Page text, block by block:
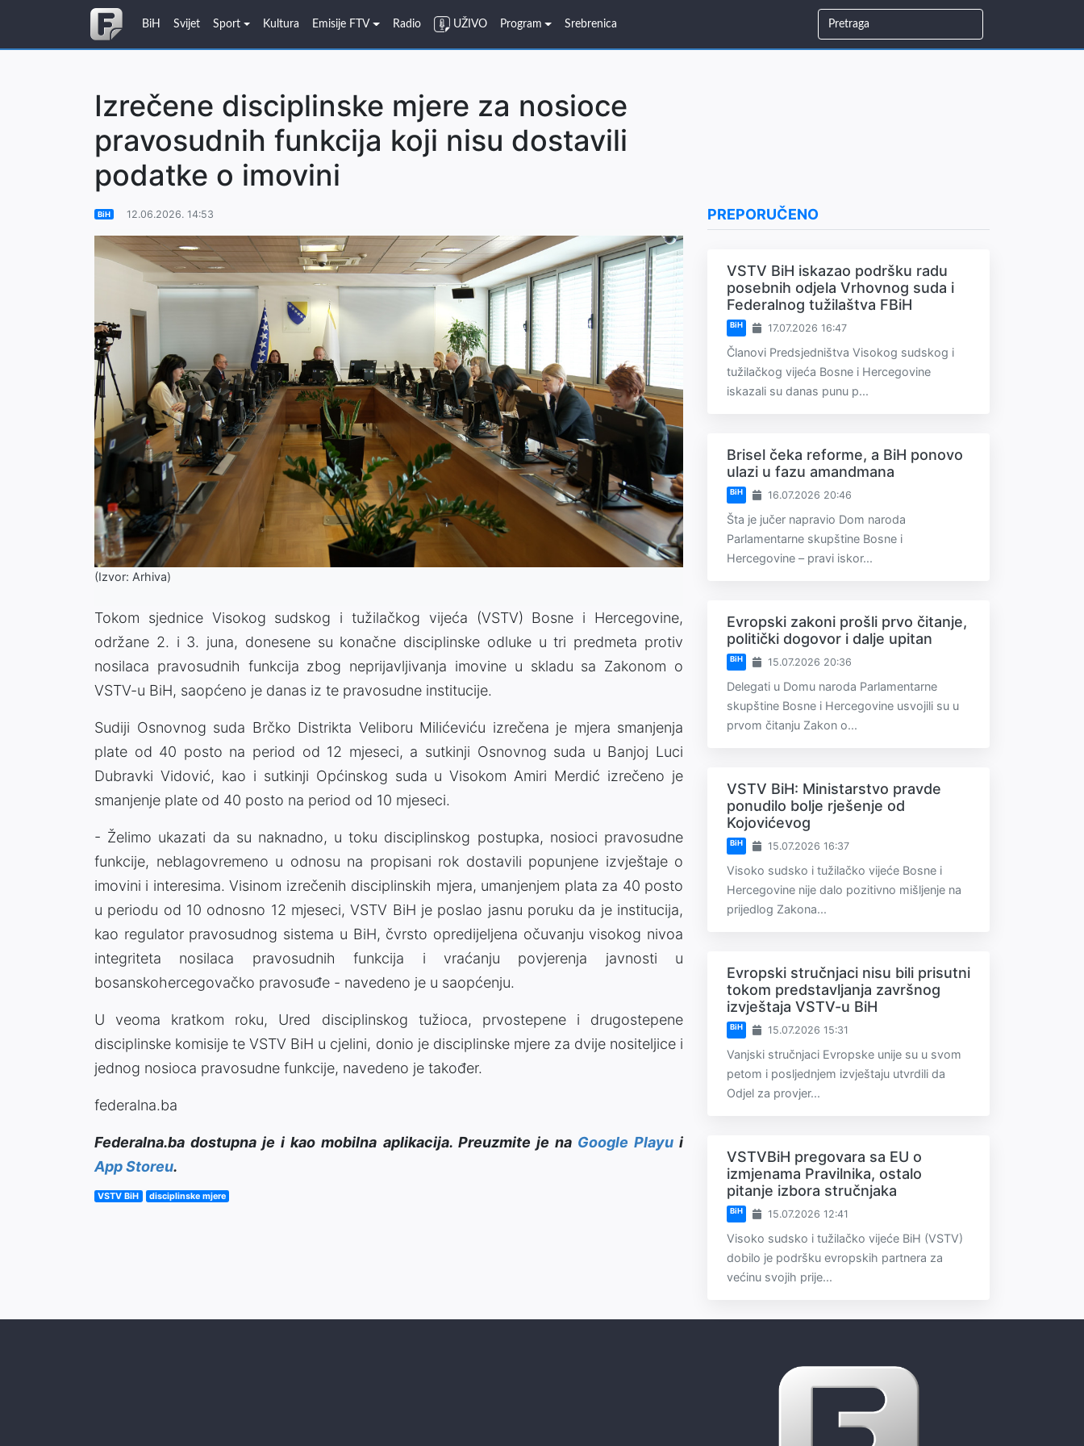
BiH Svijet Sport Kultura Emisije FTV Radio UŽIVO Program Srebrenica
Izrečene disciplinske mjere za nosioce
pravosudnih funkcija koji nisu dostavili
podatke o imovini
BiH 12.06.2026. 14:53
(Izvor: Arhiva)
Tokom sjednice Visokog sudskog i tužilačkog vijeća (VSTV) Bosne i Hercegovine,
održane 2. i 3. juna, donesene su konačne disciplinske odluke u tri predmeta protiv
nosilaca pravosudnih funkcija zbog neprijavljivanja imovine u skladu sa Zakonom o
VSTV-u BiH, saopćeno je danas iz te pravosudne institucije.
Sudiji Osnovnog suda Brčko Distrikta Veliboru Milićeviću izrečena je mjera smanjenja
plate od 40 posto na period od 12 mjeseci, a sutkinji Osnovnog suda u Banjoj Luci
Dubravki Vidović, kao i sutkinji Općinskog suda u Visokom Amiri Merdić izrečeno je
smanjenje plate od 40 posto na period od 10 mjeseci.
- Želimo ukazati da su naknadno, u toku disciplinskog postupka, nosioci pravosudne
funkcije, neblagovremeno u odnosu na propisani rok dostavili popunjene izvještaje o
imovini i interesima. Visinom izrečenih disciplinskih mjera, umanjenjem plata za 40 posto
u periodu od 10 odnosno 12 mjeseci, VSTV BiH je poslao jasnu poruku da je institucija,
kao regulator pravosudnog sistema u BiH, čvrsto opredijeljena očuvanju visokog nivoa
integriteta nosilaca pravosudnih funkcija i vraćanju povjerenja javnosti u
bosanskohercegovačko pravosuđe - navedeno je u saopćenju.
U veoma kratkom roku, Ured disciplinskog tužioca, prvostepene i drugostepene
disciplinske komisije te VSTV BiH u cjelini, donio je disciplinske mjere za dvije nositeljice i
jednog nosioca pravosudne funkcije, navedeno je također.
federalna.ba
Federalna.ba dostupna je i kao mobilna aplikacija. Preuzmite je na Google Playui
App Storeu.
VSTV BiH disciplinske mjere
PREPORUČENO
VSTV BiH iskazao podršku radu
posebnih odjela Vrhovnog suda i
Federalnog tužilaštva FBiH
BiH 17.07.2026 16:47
Članovi Predsjedništva Visokog sudskog i
tužilačkog vijeća Bosne i Hercegovine
iskazali su danas punu p...
Brisel čeka reforme, a BiH ponovo
ulazi u fazu amandmana
BiH 16.07.2026 20:46
Šta je jučer napravio Dom naroda
Parlamentarne skupštine Bosne i
Hercegovine – pravi iskor...
Evropski zakoni prošli prvo čitanje,
politički dogovor i dalje upitan
BiH 15.07.2026 20:36
Delegati u Domu naroda Parlamentarne
skupštine Bosne i Hercegovine usvojili su u
prvom čitanju Zakon o...
VSTV BiH: Ministarstvo pravde
ponudilo bolje rješenje od
Kojovićevog
BiH 15.07.2026 16:37
Visoko sudsko i tužilačko vijeće Bosne i
Hercegovine nije dalo pozitivno mišljenje na
prijedlog Zakona...
Evropski stručnjaci nisu bili prisutni
tokom predstavljanja završnog
izvještaja VSTV-u BiH
BiH 15.07.2026 15:31
Vanjski stručnjaci Evropske unije su u svom
petom i posljednjem izvještaju utvrdili da
Odjel za provjer...
VSTVBiH pregovara sa EU o
izmjenama Pravilnika, ostalo
pitanje izbora stručnjaka
BiH 15.07.2026 12:41
Visoko sudsko i tužilačko vijeće BiH (VSTV)
dobilo je podršku evropskih partnera za
većinu svojih prije...